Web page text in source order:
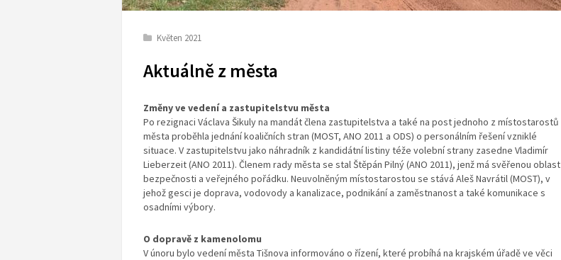
Květen 2021
Aktuálně z města
Změny ve vedení a zastupitelstvu města
Po rezignaci Václava Šikuly na mandát člena zastupitelstva a také na post jednoho z místostarostů
města proběhla jednání koaličních stran (MOST, ANO 2011 a ODS) o personálním řešení vzniklé
situace. V zastupitelstvu jako náhradník z kandidátní listiny téže volební strany zasedne Vladimír
Lieberzeit (ANO 2011). Členem rady města se stal Štěpán Pilný (ANO 2011), jenž má svěřenou oblast
bezpečnosti a veřejného pořádku. Neuvolněným místostarostou se stává Aleš Navrátil (MOST), v
jehož gesci je doprava, vodovody a kanalizace, podnikání a zaměstnanost a také komunikace s
osadními výbory.
O dopravě z kamenolomu
V únoru bylo vedení města Tišnova informováno o řízení, které probíhá na krajském úřadě ve věci